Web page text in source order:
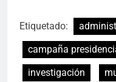
Etiquetado:
campaña
investigación